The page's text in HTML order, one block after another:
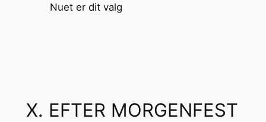
Nuet er dit valg
X. EFTER MORGENFEST